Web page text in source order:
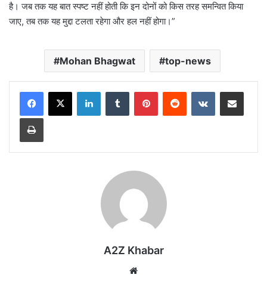
है। जब तक यह बात स्पष्ट नहीं होती कि इन दोनों को किस तरह समन्वित किया
जाए, तब तक यह मुद्दा टलता रहेगा और हल नहीं होगा।”
Mohan Bhagwat top-news
LinkedInTumblr PinterestReddit VKontakteShare via Email
Print
A2Z Khabar